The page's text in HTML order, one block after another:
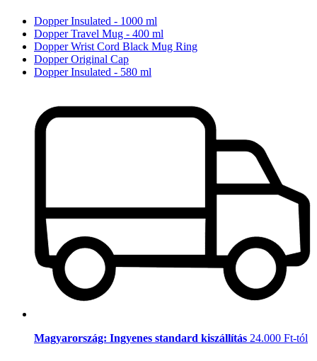
Dopper Insulated - 1000 ml
Dopper Travel Mug - 400 ml
Dopper Wrist Cord Black Mug Ring
Dopper Original Cap
Dopper Insulated - 580 ml
Magyarország: Ingyenes standard kiszállítás 24.000 Ft-tól